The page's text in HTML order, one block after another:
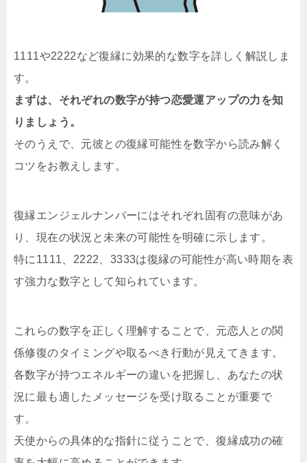
1111や2222など復縁に効果的な数字を詳しく解説しま
す。
まずは、それぞれの数字が持つ恋愛運アップの力を知
りましょう。
そのうえで、元彼との復縁可能性を数字から読み解く
コツをお教えします。
復縁エンジェルナンバーにはそれぞれ固有の意味があ
り、現在の状況と未来の可能性を明確に示します。
特に1111、2222、3333は復縁の可能性が高い時期を表
す強力な数字として知られています。
これらの数字を正しく理解することで、元恋人との関
係修復のタイミングや取るべき行動が見えてきます。
各数字が持つエネルギーの違いを把握し、あなたの状
況に最も適したメッセージを受け取ることが重要で
す。
天使からの具体的な指針に従うことで、復縁成功の確